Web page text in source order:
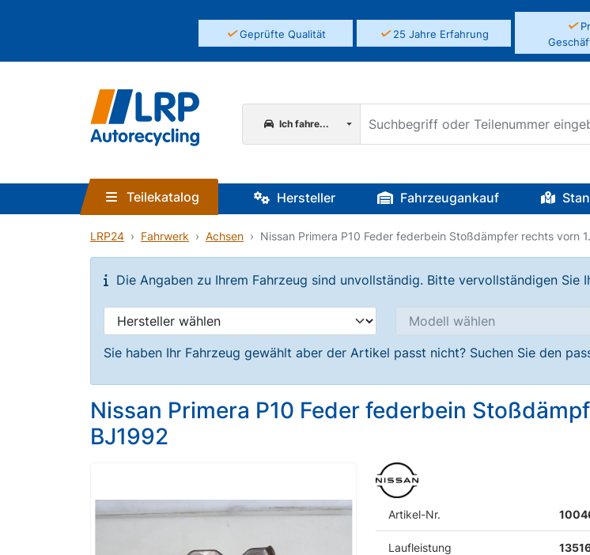
✓Geprüfte Qualität ✓25 Jahre Erfahrung
✓
Ich fahre...
Teilekatalog Hersteller Fahrzeugankauf
LRP24 Fahrwerk Achsen Nissan Primera P10 Feder federbein Stoßdämpfer rechts vorn
Die Angaben zu Ihrem Fahrzeug sind unvollständig. Bitte vervollständigen Sie
Sie haben Ihr Fahrzeug gewählt aber der Artikel passt nicht? Suchen Sie den
Nissan Primera P10 Feder federbein
BJ1992
Artikel-Nr.
Laufleistung